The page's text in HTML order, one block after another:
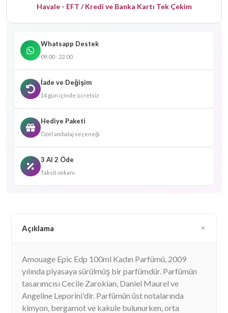
Havale - EFT / Kredi ve Banka Kartı Tek Çekim
Whatsapp Destek
09:00 - 22:00
İade ve Değişim
14 gün içinde ücretsiz
Hediye Paketi
Özel ambalaj seçeneği
3 Al 2 Öde
Taksit imkanı
Açıklama
Amouage Epic Edp 100ml Kadın Parfümü, 2009
yılında piyasaya sürülmüş bir parfümdür. Parfümün
tasarımcısı Cecile Zarokian, Daniel Maurel ve
Angeline Leporini'dir. Parfümün üst notalarında
kimyon, bergamot ve kakule bulunurken, orta